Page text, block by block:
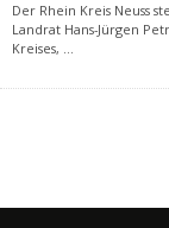
Der Rhein Kreis Neuss
Landrat Hans-Jürgen
Kreises, ...